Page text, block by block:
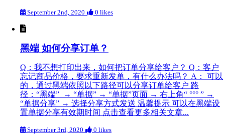
September 2nd, 2020 0 likes
黑端 如何分享订单？
Q：我不想打印出来，如何把订单分享给客户？ Q：客户
忘记商品价格，要求重新发单，有什么办法吗？ A： 可以
的，通过黑端依照以下路径可以分享订单给客户 路
径：“黑端” → “单据” → “单据”页面 → 右上角“ °°° ” →
“单据分享” → 选择分享方式发送 温馨提示 可以在黑端设
置单据分享有效期时间 点击查看更多相关文章...
September 3rd, 2020 0 likes